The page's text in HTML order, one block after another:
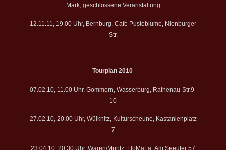
Mark, geschlossene Veranstaltung
12.11.11, 19.00 Uhr, Bernburg, Cafe Pusteblume, Nienburger
Str.
Tourplan 2010
07.02.10, 11.00 Uhr, Gommern, Wasserburg, Rathenau-Str.9-
10
27.02.10, 20.00 Uhr, Wülknitz, Kulturscheune, Kastanienplatz
7
23.04.10, 20.30 Uhr, Waren/Müritz, FloMaLa, Am Seeufer 57